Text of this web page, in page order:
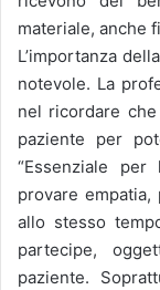
materiale, anche
L’importanza
notevole. La
nel ricordare
paziente per
“Essenziale
provare
allo stesso
partecipe,
paziente.